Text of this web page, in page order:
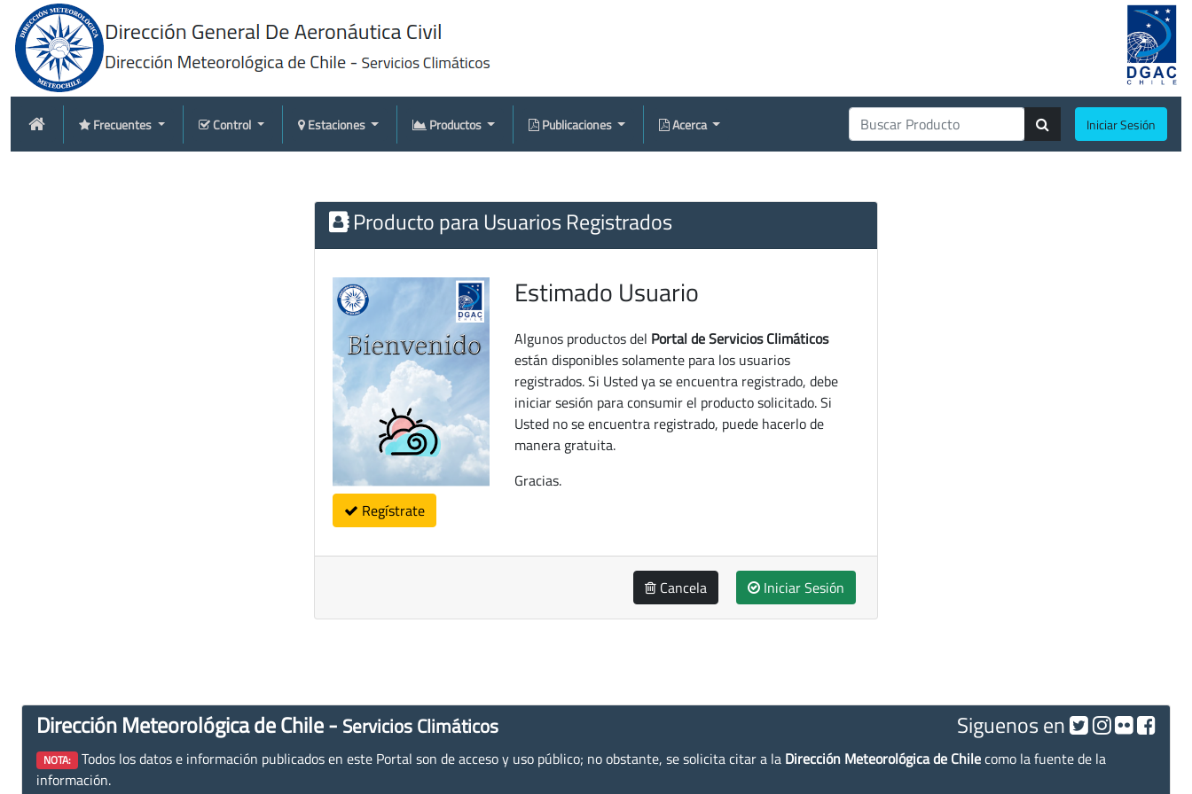
Frecuentes Control Estaciones Productos Publicaciones Acerca Iniciar Sesión
Producto para Usuarios Registrados
Regístrate
Estimado Usuario
Algunos productos del Portal de Servicios Climáticos
están disponibles solamente para los usuarios
registrados. Si Usted ya se encuentra registrado, debe
iniciar sesión para consumir el producto solicitado. Si
Usted no se encuentra registrado, puede hacerlo de
manera gratuita.
Gracias.
Cancela Iniciar Sesión
Dirección Meteorológica de Chile - Servicios Climáticos Siguenos en
NOTA: Todos los datos e información publicados en este Portal son de acceso y uso público; no obstante, se solicita citar a la Dirección Meteorológica de Chilecomo la fuente de la
información.